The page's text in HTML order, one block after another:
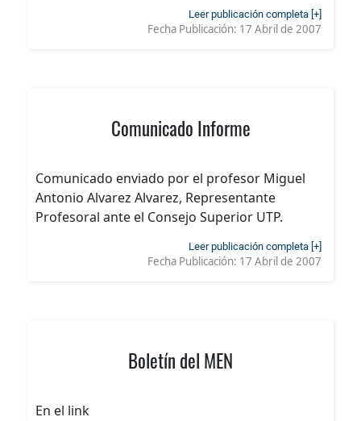
Leer publicación completa [+]
Fecha Publicación: 17 Abril de 2007
Comunicado Informe
Comunicado enviado por el profesor Miguel
Antonio Alvarez Alvarez, Representante
Profesoral ante el Consejo Superior UTP.
Leer publicación completa [+]
Fecha Publicación: 17 Abril de 2007
Boletín del MEN
En el link